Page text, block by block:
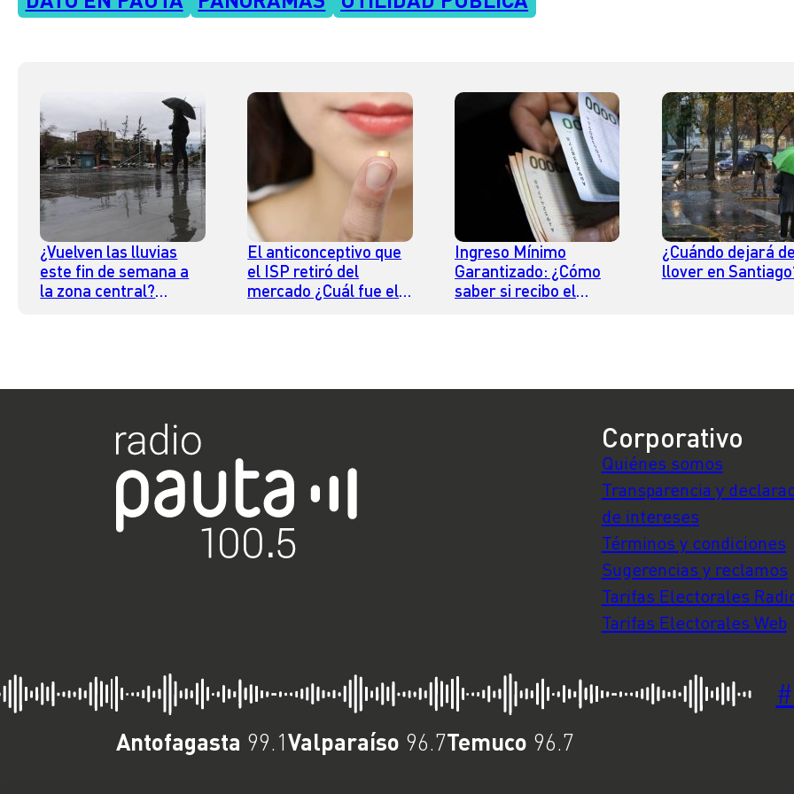
¿Vuelven las lluvias
este fin de semana a
la zona central?
El anticonceptivo que
el ISP retiró del
mercado ¿Cuál fue el
Ingreso Mínimo
Garantizado: ¿Cómo
saber si recibo el
¿Cuándo dejará
llover en
Corporativo
Quiénes somos
Transparencia y
de intereses
Términos y condiciones
Sugerencias y reclamos
Tarifas Electorales
Tarifas Electorales Web
#
Antofagasta 99.1Valparaíso 96.7Temuco 96.7